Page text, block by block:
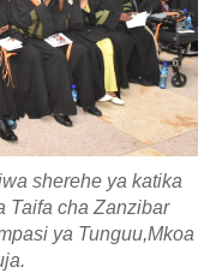
sherehe ya katika
Taifa cha Zanzibar
ya Tunguu,Mkoa